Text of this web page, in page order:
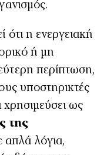
ότι η ενεργειακή
ή μη
περίπτωση,
υποστηρικτές
ως
της
λόγια,